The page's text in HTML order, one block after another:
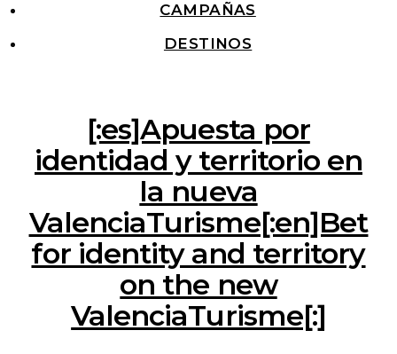
CAMPAÑAS
DESTINOS
[:es]Apuesta por
identidad y territorio en
la nueva
ValenciaTurisme[:en]Bet
for identity and territory
on the new
ValenciaTurisme[:]